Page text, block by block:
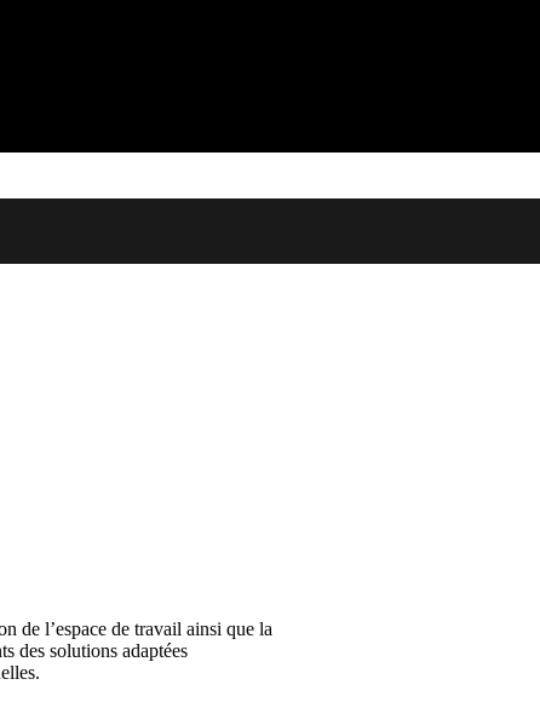
de l’espace de travail ainsi que la
des solutions adaptées